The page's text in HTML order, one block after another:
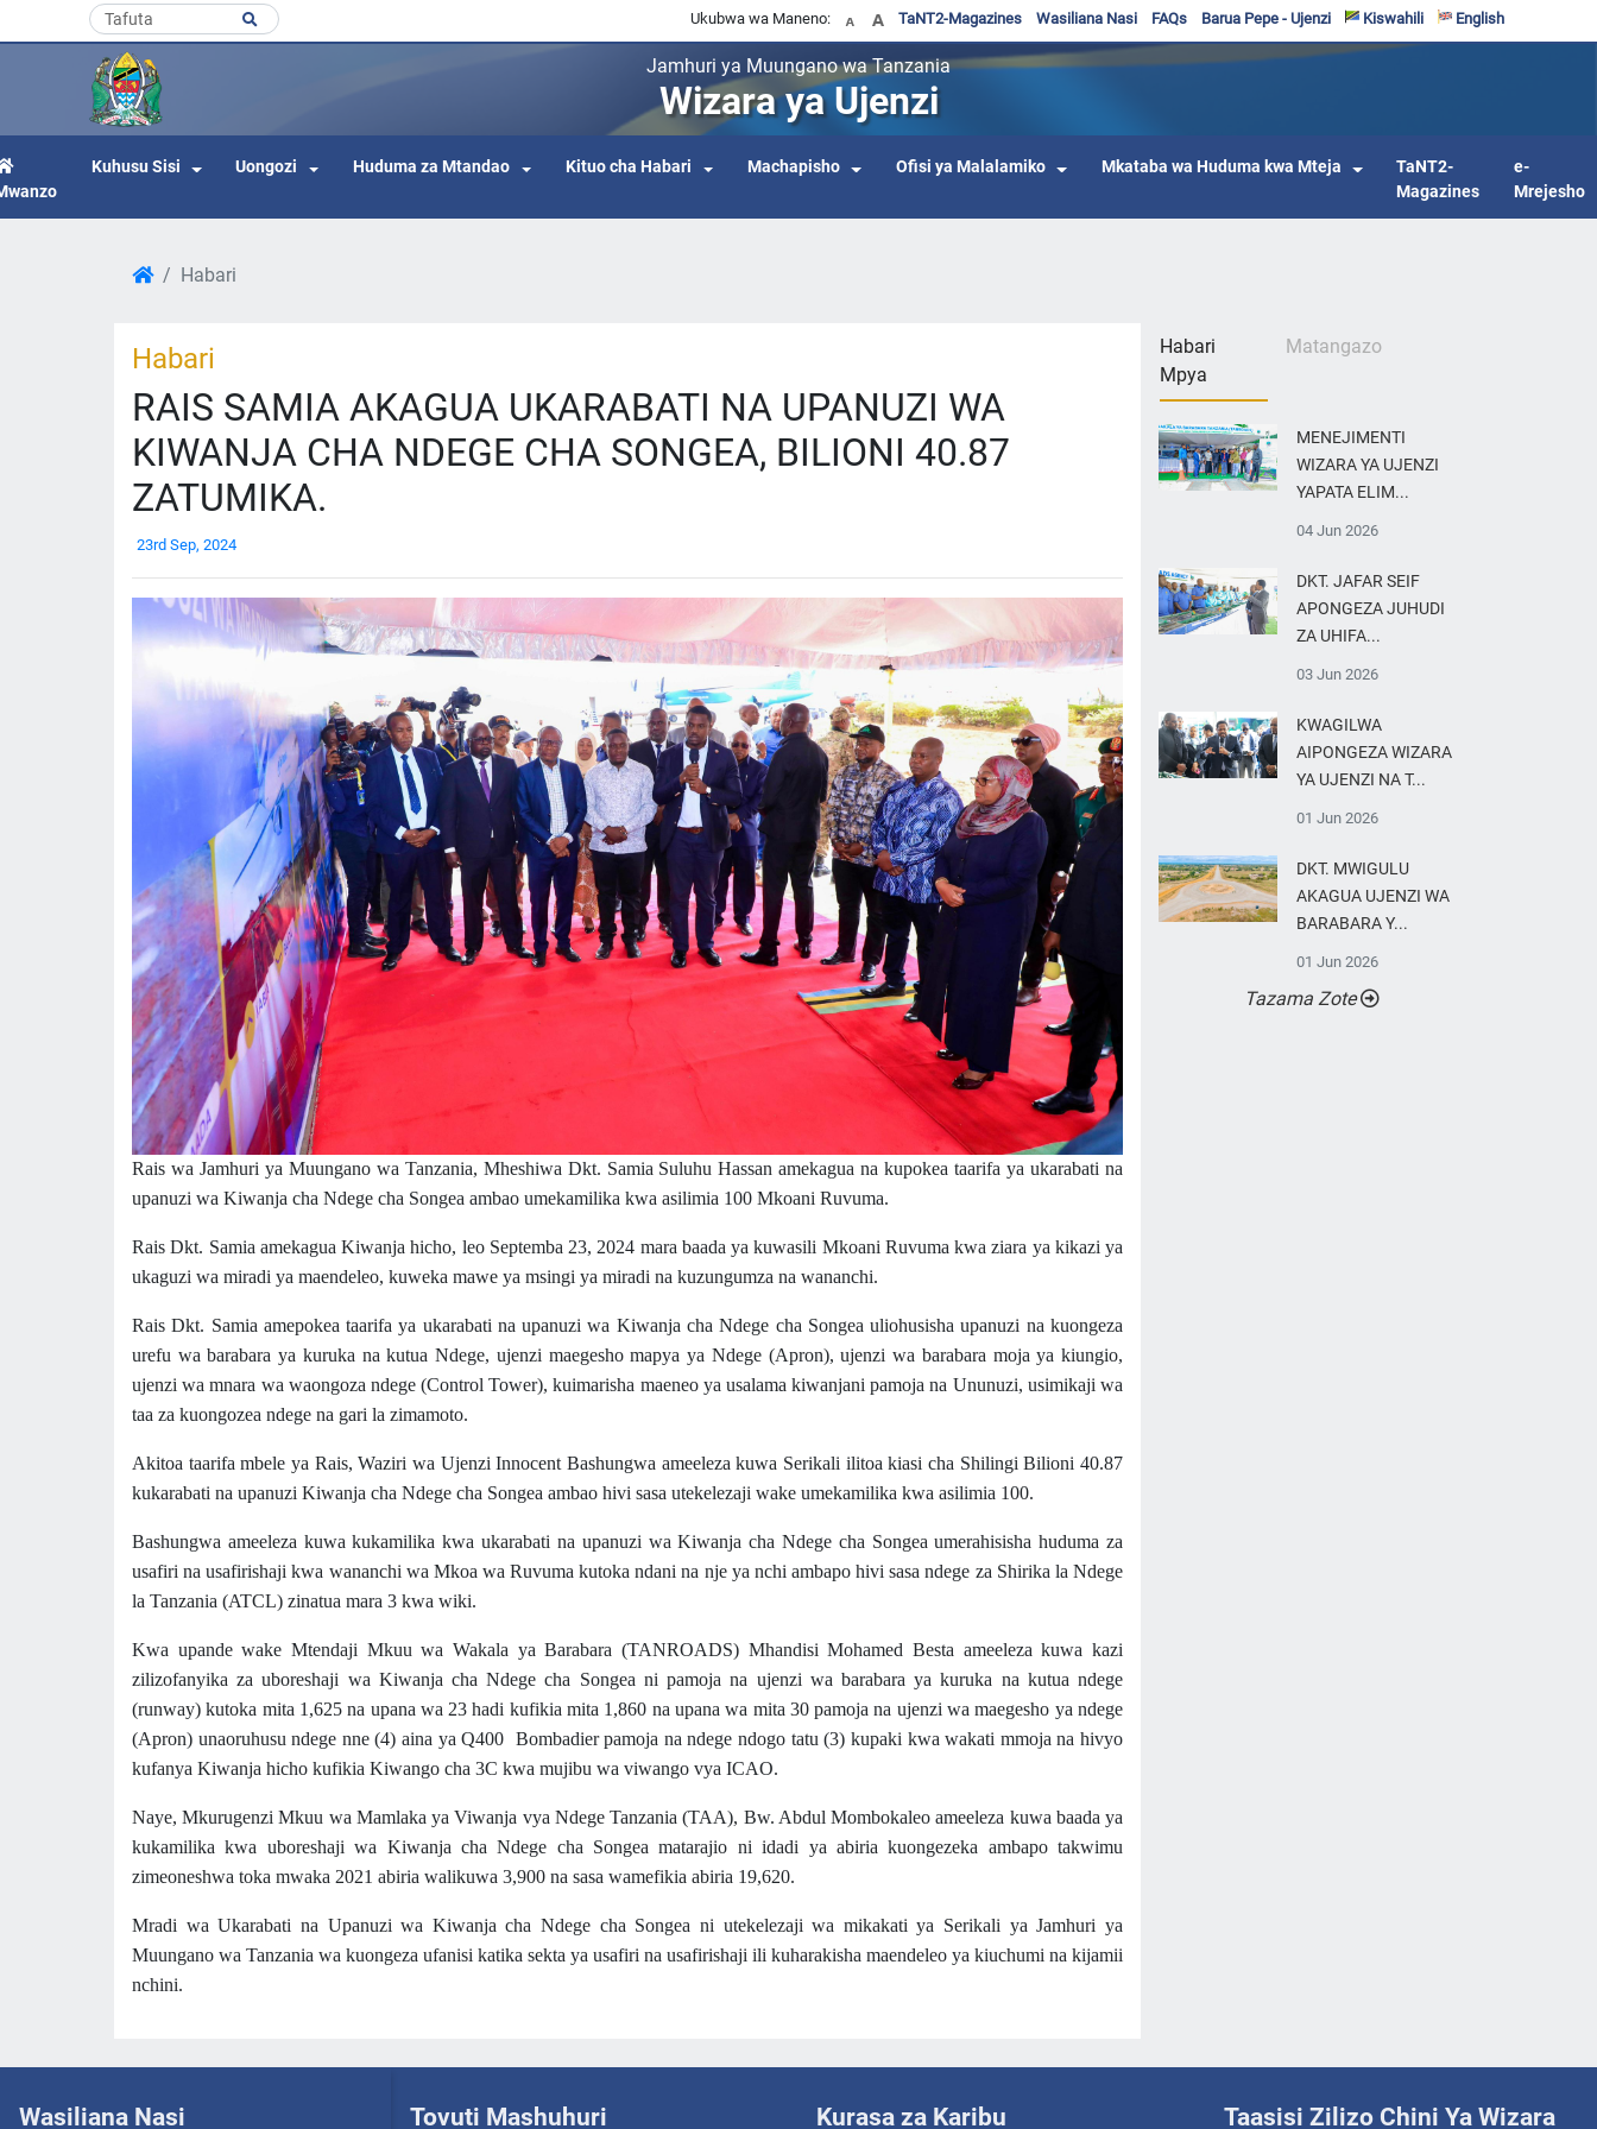
English
Kiswahili
Barua Pepe - Ujenzi
FAQs
Wasiliana Nasi
TaNT2-Magazines
Ukubwa wa Maneno:
Jamhuri ya Muungano wa Tanzania
Wizara ya Ujenzi
Kuhusu Sisi Uongozi Huduma za Mtandao Kituo cha Habari Machapisho Ofisi ya Malalamiko Mkataba wa Huduma kwa Mteja
TaNT2-
Magazines
e-
Mrejesho
Habari
Habari
RAIS SAMIA AKAGUA UKARABATI NA UPANUZI WA
KIWANJA CHA NDEGE CHA SONGEA, BILIONI 40.87
ZATUMIKA.
23rd Sep, 2024
Rais wa Jamhuri ya Muungano wa Tanzania, Mheshiwa Dkt. Samia Suluhu Hassan amekagua na kupokea taarifa ya ukarabati na
upanuzi wa Kiwanja cha Ndege cha Songea ambao umekamilika kwa asilimia 100 Mkoani Ruvuma.
Rais Dkt. Samia amekagua Kiwanja hicho, leo Septemba 23, 2024 mara baada ya kuwasili Mkoani Ruvuma kwa ziara ya kikazi ya
ukaguzi wa miradi ya maendeleo, kuweka mawe ya msingi ya miradi na kuzungumza na wananchi.
Rais Dkt. Samia amepokea taarifa ya ukarabati na upanuzi wa Kiwanja cha Ndege cha Songea uliohusisha upanuzi na kuongeza
urefu wa barabara ya kuruka na kutua Ndege, ujenzi maegesho mapya ya Ndege (Apron), ujenzi wa barabara moja ya kiungio,
ujenzi wa mnara wa waongoza ndege (Control Tower), kuimarisha maeneo ya usalama kiwanjani pamoja na Ununuzi, usimikaji wa
taa za kuongozea ndege na gari la zimamoto.
Akitoa taarifa mbele ya Rais, Waziri wa Ujenzi Innocent Bashungwa ameeleza kuwa Serikali ilitoa kiasi cha Shilingi Bilioni 40.87
kukarabati na upanuzi Kiwanja cha Ndege cha Songea ambao hivi sasa utekelezaji wake umekamilika kwa asilimia 100.
Bashungwa ameeleza kuwa kukamilika kwa ukarabati na upanuzi wa Kiwanja cha Ndege cha Songea umerahisisha huduma za
usafiri na usafirishaji kwa wananchi wa Mkoa wa Ruvuma kutoka ndani na nje ya nchi ambapo hivi sasa ndege za Shirika la Ndege
la Tanzania (ATCL) zinatua mara 3 kwa wiki.
Kwa upande wake Mtendaji Mkuu wa Wakala ya Barabara (TANROADS) Mhandisi Mohamed Besta ameeleza kuwa kazi
zilizofanyika za uboreshaji wa Kiwanja cha Ndege cha Songea ni pamoja na ujenzi wa barabara ya kuruka na kutua ndege
(runway) kutoka mita 1,625 na upana wa 23 hadi kufikia mita 1,860 na upana wa mita 30 pamoja na ujenzi wa maegesho ya ndege
(Apron) unaoruhusu ndege nne (4) aina ya Q400 Bombadier pamoja na ndege ndogo tatu (3) kupaki kwa wakati mmoja na hivyo
kufanya Kiwanja hicho kufikia Kiwango cha 3C kwa mujibu wa viwango vya ICAO.
Naye, Mkurugenzi Mkuu wa Mamlaka ya Viwanja vya Ndege Tanzania (TAA), Bw. Abdul Mombokaleo ameeleza kuwa baada ya
kukamilika kwa uboreshaji wa Kiwanja cha Ndege cha Songea matarajio ni idadi ya abiria kuongezeka ambapo takwimu
zimeoneshwa toka mwaka 2021 abiria walikuwa 3,900 na sasa wamefikia abiria 19,620.
Mradi wa Ukarabati na Upanuzi wa Kiwanja cha Ndege cha Songea ni utekelezaji wa mikakati ya Serikali ya Jamhuri ya
Muungano wa Tanzania wa kuongeza ufanisi katika sekta ya usafiri na usafirishaji ili kuharakisha maendeleo ya kiuchumi na kijamii
nchini.
Habari
Mpya
Matangazo
MENEJIMENTI
WIZARA YA UJENZI
YAPATA ELIM...
04 Jun 2026
DKT. JAFAR SEIF
APONGEZA JUHUDI
ZA UHIFA...
03 Jun 2026
KWAGILWA
AIPONGEZA WIZARA
YA UJENZI NA T...
01 Jun 2026
DKT. MWIGULU
AKAGUA UJENZI WA
BARABARA Y...
01 Jun 2026
Tazama Zote
Wasiliana Nasi Tovuti Mashuhuri Kurasa za Karibu Taasisi Zilizo Chini Ya Wizara